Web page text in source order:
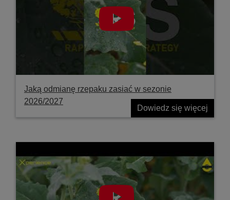
Jaką odmianę rzepaku zasiać w sezonie
2026/2027
Dowiedz się więcej